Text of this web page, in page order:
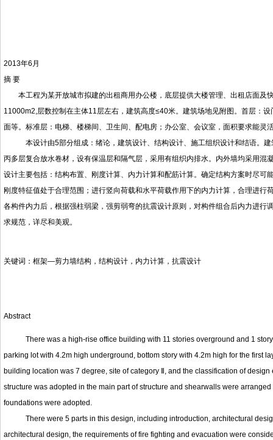
2013年6月
摘 要
本工程为某开放城市拟建的出租商用办公楼，底层提供大楼管理、出租店面及
11000m2,层数控制在主体11层左右，建筑高度≤40米。建筑场地见附图。首层：
面等。标准层：电梯、楼梯间、卫生间、配电房；办公室、会议室，面积要求能灵
本设计由5部分组成：绪论，建筑设计、结构设计、施工组织设计和结语。建
丙多层复合放水卷材，设有保温层和隔气层，采用有组织内排水。内外墙均采用
设计主要包括：结构布置、刚度计算、内力计算和配筋计算。确定结构方案时尽
刚度特征值处于合理范围；进行竖向荷载和水平荷载作用下的内力计算，合理进
各构件内力后，根据强柱弱梁，强剪弱弯的抗震设计原则，对构件组合后内力进
求规范，详尽和美观。
关键词：框架—剪力墙结构，结构设计，内力计算，抗震设计
Abstract
There was a high-rise office building with 11 stories overground and 1 story
parking lot with 4.2m high underground, bottom story with 4.2m high for the first
building location was 7 degree, site of category Ⅱ, and the classification of
structure was adopted in the main part of structure and shearwalls were
foundations were adopted.
There were 5 parts in this design, including introduction, architectural
architectural design, the requirements of fire fighting and evacuation were